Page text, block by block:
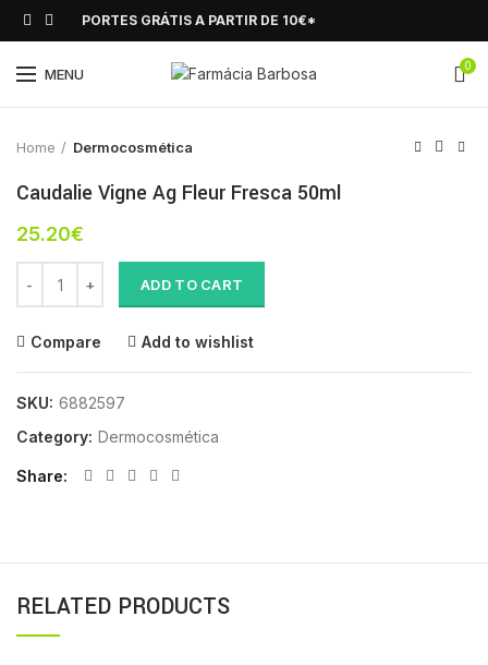
PORTES GRÁTIS A PARTIR DE 10€*
MENU 0
Click to enlarge
Home Dermocosmética
Caudalie Vigne Ag Fleur Fresca 50ml
25.20€
ADD TO CART
Compare Add to wishlist
SKU: 6882597
Category: Dermocosmética
Share
RELATED PRODUCTS